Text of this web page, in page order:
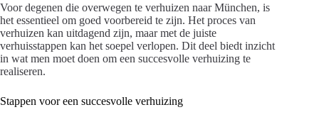
Voor degenen die overwegen te verhuizen naar München, is
het essentieel om goed voorbereid te zijn. Het proces van
verhuizen kan uitdagend zijn, maar met de juiste
verhuisstappen kan het soepel verlopen. Dit deel biedt inzicht
in wat men moet doen om een succesvolle verhuizing te
realiseren.
Stappen voor een succesvolle verhuizing